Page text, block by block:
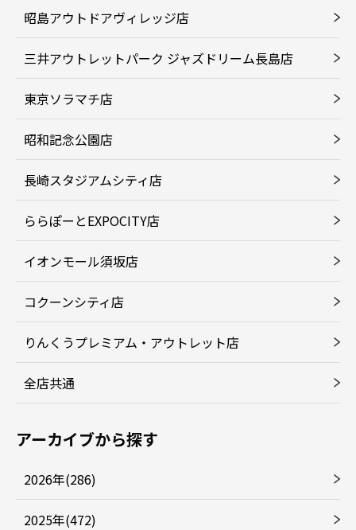
昭島アウトドアヴィレッジ店
三井アウトレットパーク ジャズドリーム長島店
東京ソラマチ店
昭和記念公園店
長崎スタジアムシティ店
ららぽーとEXPOCITY店
イオンモール須坂店
コクーンシティ店
りんくうプレミアム・アウトレット店
全店共通
アーカイブから探す
2026年(286)
2025年(472)